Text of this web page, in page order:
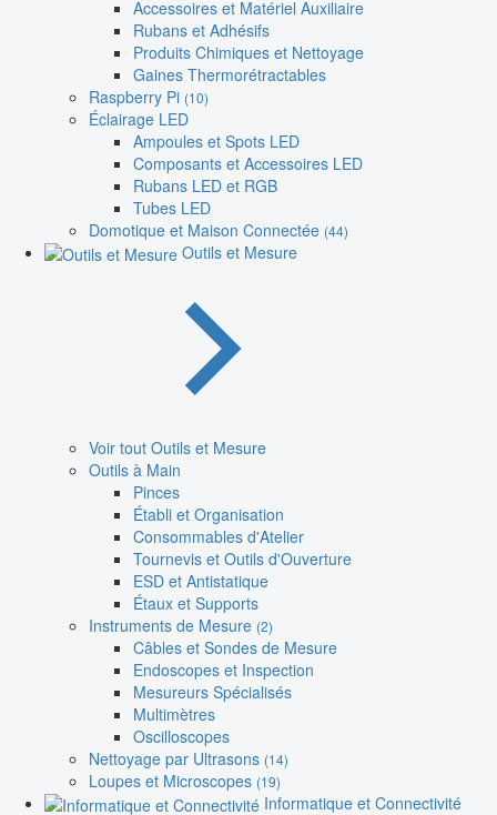
Accessoires et Matériel Auxiliaire
Rubans et Adhésifs
Produits Chimiques et Nettoyage
Gaines Thermorétractables
Raspberry Pi (10)
Éclairage LED
Ampoules et Spots LED
Composants et Accessoires LED
Rubans LED et RGB
Tubes LED
Domotique et Maison Connectée (44)
Outils et Mesure
Voir tout Outils et Mesure
Outils à Main
Pinces
Établi et Organisation
Consommables d'Atelier
Tournevis et Outils d'Ouverture
ESD et Antistatique
Étaux et Supports
Instruments de Mesure (2)
Câbles et Sondes de Mesure
Endoscopes et Inspection
Mesureurs Spécialisés
Multimètres
Oscilloscopes
Nettoyage par Ultrasons (14)
Loupes et Microscopes (19)
Informatique et Connectivité